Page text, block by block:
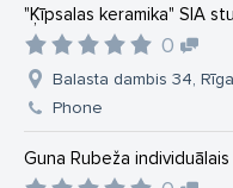
"Ķīpsalas keramika" SIA
0
Balasta dambis 34,
Phone
Guna Rubeža